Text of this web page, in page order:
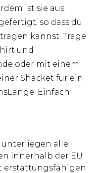
ist sie aus
so dass du
kannst. Trage
und
oder mit einem
Shacket für ein
Einfach
unterliegen alle
innerhalb der EU
erstattungsfähigen